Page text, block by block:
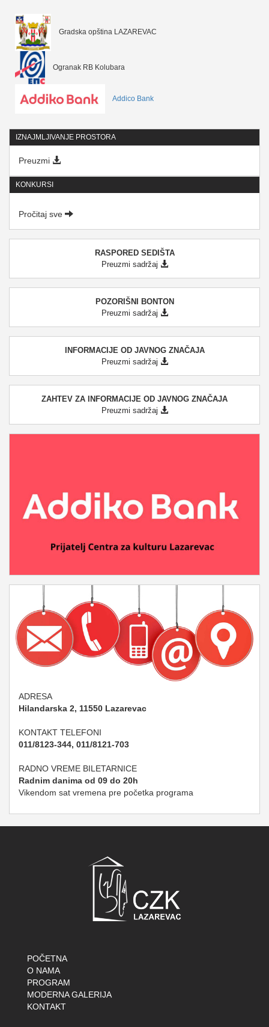
Gradska opština LAZAREVAC
Ogranak RB Kolubara
Addico Bank
IZNAJMLJIVANJE PROSTORA
Preuzmi
KONKURSI
Pročitaj sve
RASPORED SEDIŠTA
Preuzmi sadržaj
POZORIŠNI BONTON
Preuzmi sadržaj
INFORMACIJE OD JAVNOG ZNAČAJA
Preuzmi sadržaj
ZAHTEV ZA INFORMACIJE OD JAVNOG ZNAČAJA
Preuzmi sadržaj
ADRESA
Hilandarska 2, 11550 Lazarevac
KONTAKT TELEFONI
011/8123-344, 011/8121-703
RADNO VREME BILETARNICE
Radnim danima od 09 do 20h
Vikendom sat vremena pre početka programa
POČETNA
O NAMA
PROGRAM
MODERNA GALERIJA
KONTAKT